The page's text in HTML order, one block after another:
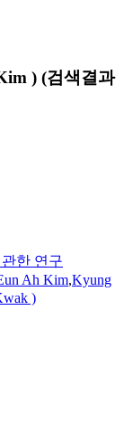
) (검색결과
한 연구
Ah Kim,Kyung
)